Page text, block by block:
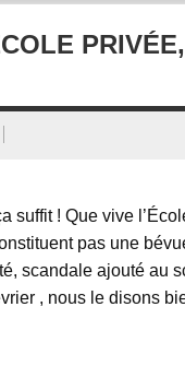
suffit ! Que vive
pas une
scandale ajouté au
, nous le disons